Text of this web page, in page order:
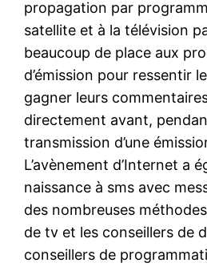
propagation par
satellite et à la télévision
beaucoup de place aux
d’émission pour ressentir
gagner leurs
directement avant,
transmission d’une
L’avènement d’Internet a
naissance à sms avec
des nombreuses
de tv et les conseillers de
conseillers de